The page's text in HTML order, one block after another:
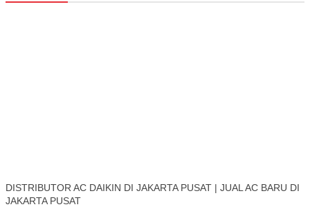
DISTRIBUTOR AC DAIKIN DI JAKARTA PUSAT | JUAL AC BARU DI
JAKARTA PUSAT